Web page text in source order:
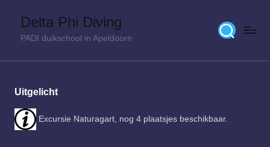
Delta Phi Diving
PADI duikschool in Apeldoorn
Uitgelicht
Excursie Naturagart, nog 4 plaatsjes beschikbaar.